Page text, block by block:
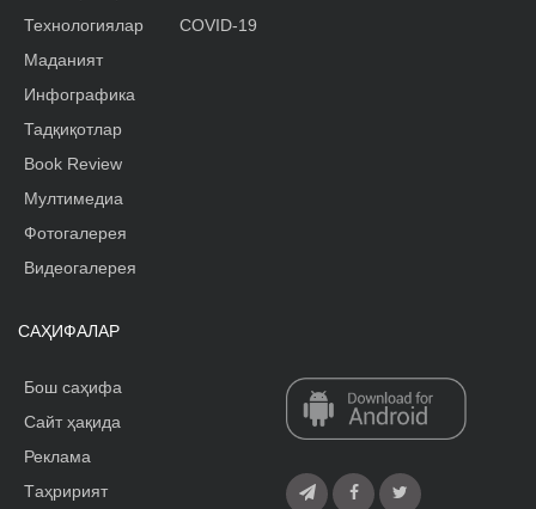
Технологиялар
Маданият
Инфографика
Тадқиқотлар
Book Review
Мултимедиа
Фотогалерея
Видеогалерея
COVID-19
САҲИФАЛАР
Бош саҳифа
Сайт ҳақида
Реклама
Tаҳририят